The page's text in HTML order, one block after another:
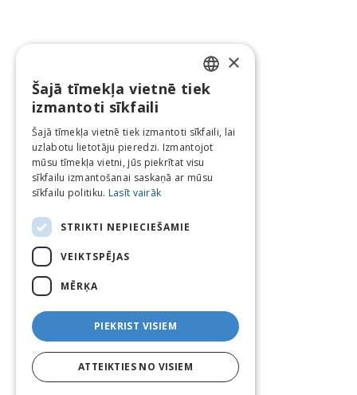
LATVIAN
LITHUANIAN
ESTONIAN
×
Šajā tīmekļa vietnē tiek
izmantoti sīkfaili
Šajā tīmekļa vietnē tiek izmantoti sīkfaili, lai
uzlabotu lietotāju pieredzi. Izmantojot
mūsu tīmekļa vietni, jūs piekrītat visu
sīkfailu izmantošanai saskaņā ar mūsu
sīkfailu politiku. Lasīt vairāk
STRIKTI NEPIECIEŠAMIE
VEIKTSPĒJAS
MĒRĶA
PIEKRIST VISIEM
ATTEIKTIES NO VISIEM